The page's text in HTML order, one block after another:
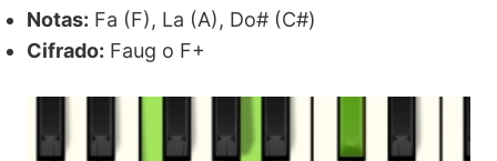
Notas: Fa (F), La (A), Do# (C#)
Cifrado: Faug o F+